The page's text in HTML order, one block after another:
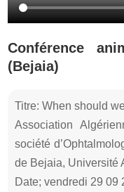
Conférence
(Bejaia)
Titre: When should
Association
société
de Bejaia, Université
Date; vendredi 29 09